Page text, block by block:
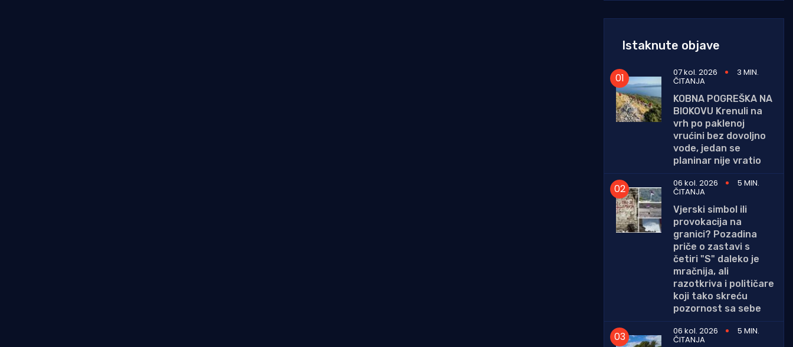
Istaknute objave
07 kol. 2026 3 MIN.
ČITANJA
KOBNA POGREŠKA NA
BIOKOVU Krenuli na
vrh po paklenoj
vrućini bez dovoljno
vode, jedan se
planinar nije vratio
06 kol. 2026
5 MIN.
ČITANJA
Vjerski simbol ili
provokacija na
granici? Pozadina
priče o zastavi s
četiri "S" daleko je
mračnija, ali
razotkriva i političare
koji tako skreću
pozornost sa sebe
06 kol. 2026
5 MIN.
ČITANJA